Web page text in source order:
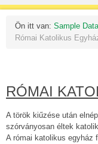
Ön itt van: Sample
Római Katolikus
RÓMAI
A török kiűzése után
szórványosan éltek
A római katolikus egyház